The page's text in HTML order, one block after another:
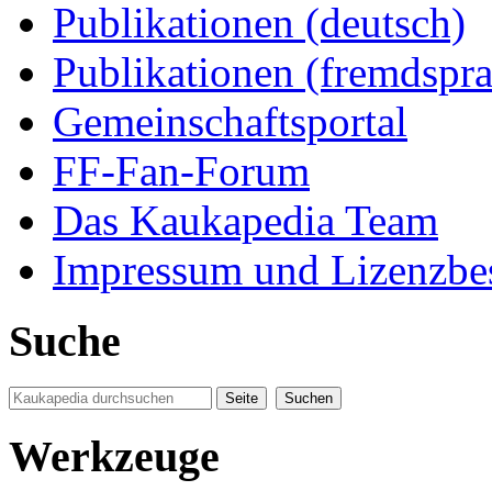
Publikationen (deutsch)
Publikationen
Gemeinschaftsportal
FF-Fan-Forum
Das Kaukapedia Team
Impressum und
Suche
Werkzeuge